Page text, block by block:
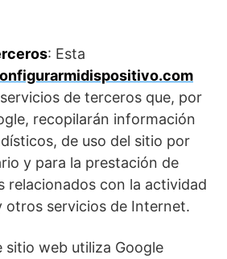
: Esta
de terceros que, por
recopilarán información
de uso del sitio por
y para la prestación de
relacionados con la actividad
otros servicios de Internet.
sitio web utiliza Google